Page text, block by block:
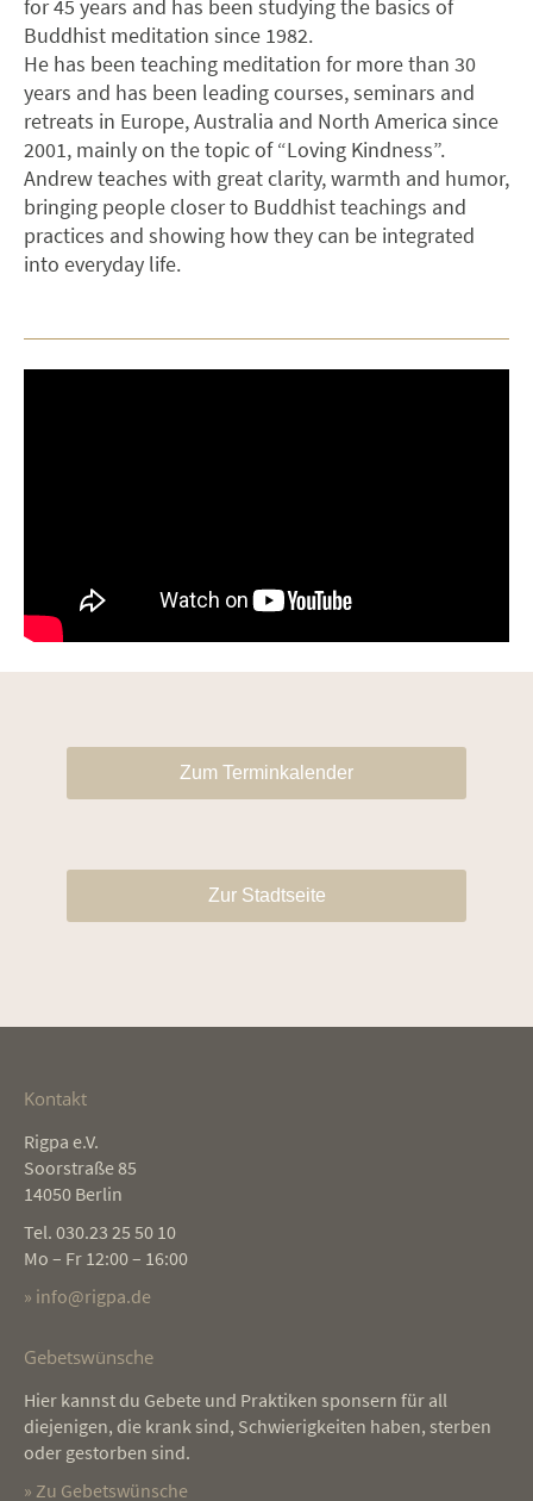
for 45 years and has been studying the basics of
Buddhist meditation since 1982.
He has been teaching meditation for more than 30
years and has been leading courses, seminars and
retreats in Europe, Australia and North America since
2001, mainly on the topic of “Loving Kindness”.
Andrew teaches with great clarity, warmth and humor,
bringing people closer to Buddhist teachings and
practices and showing how they can be integrated
into everyday life.
Zum Terminkalender
Zur Stadtseite
Kontakt
Rigpa e.V.
Soorstraße 85
14050 Berlin
Tel. 030.23 25 50 10
Mo – Fr 12:00 – 16:00
» info@rigpa.de
Gebetswünsche
Hier kannst du Gebete und Praktiken sponsern für all
diejenigen, die krank sind, Schwierigkeiten haben, sterben
oder gestorben sind.
» Zu Gebetswünsche